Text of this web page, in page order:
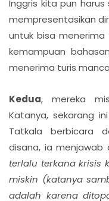
Inggris kita pun
mempresentasikan
untuk bisa menerima
kemampuan
menerima turis
Kedua, mereka
Katanya, sekarang
Tatkala berbicara
disana, ia menjawab
terlalu terkana krisis
miskin (katanya
adalah karena